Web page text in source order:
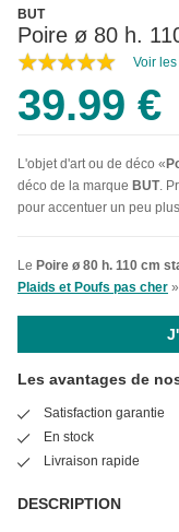
BUT
Poire ø 80 h.
Voir
39.99 €
L'objet d'art ou de déco «
déco de la marque BUT.
pour accentuer un peu
Le Poire ø 80 h. 110 cm
Plaids et Poufs pas cher
Les avantages de
Satisfaction garantie
En stock
Livraison rapide
DESCRIPTION